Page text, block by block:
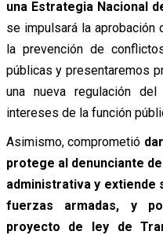
una Estrategia Nacional
se impulsará la
la prevención de
públicas y presentaremos
una nueva regulación
intereses de la función
Asimismo, comprometió
protege al denunciante
administrativa y extiende
fuerzas armadas, y
proyecto de ley de